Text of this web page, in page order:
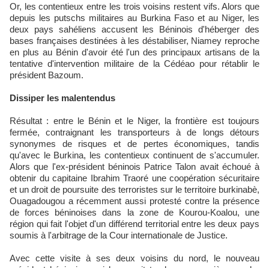
Or, les contentieux entre les trois voisins restent vifs. Alors que
depuis les putschs militaires au Burkina Faso et au Niger, les
deux pays sahéliens accusent les Béninois d'héberger des
bases françaises destinées à les déstabiliser, Niamey reproche
en plus au Bénin d'avoir été l'un des principaux artisans de la
tentative d'intervention militaire de la Cédéao pour rétablir le
président Bazoum.
Dissiper les malentendus
Résultat : entre le Bénin et le Niger, la frontière est toujours
fermée, contraignant les transporteurs à de longs détours
synonymes de risques et de pertes économiques, tandis
qu'avec le Burkina, les contentieux continuent de s'accumuler.
Alors que l'ex-président béninois Patrice Talon avait échoué à
obtenir du capitaine Ibrahim Traoré une coopération sécuritaire
et un droit de poursuite des terroristes sur le territoire burkinabè,
Ouagadougou a récemment aussi protesté contre la présence
de forces béninoises dans la zone de Kourou-Koalou, une
région qui fait l'objet d'un différend territorial entre les deux pays
soumis à l'arbitrage de la Cour internationale de Justice.
Avec cette visite à ses deux voisins du nord, le nouveau